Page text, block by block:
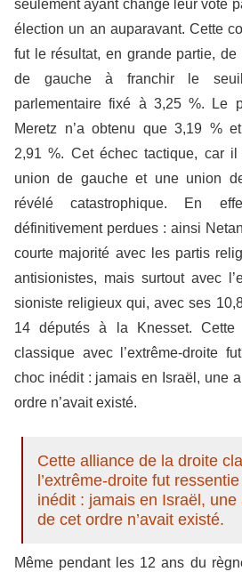
seulement ayant changé leur vote
élection un an auparavant. Cette
fut le résultat, en grande partie, de
de gauche à franchir le seuil
parlementaire fixé à 3,25 %. Le
Meretz n’a obtenu que 3,19 %
2,91 %. Cet échec tactique, car
union de gauche et une union
révélé catastrophique. En
définitivement perdues : ainsi
courte majorité avec les partis
antisionistes, mais surtout avec
sioniste religieux qui, avec ses
14 députés à la Knesset.
classique avec l’extrême-droite
choc inédit : jamais en Israël, une
ordre n’avait existé.
Cette alliance de la droite
l’extrême-droite fut
inédit : jamais en Israël,
de cet ordre n’avait existé.
Même pendant les 12 ans du